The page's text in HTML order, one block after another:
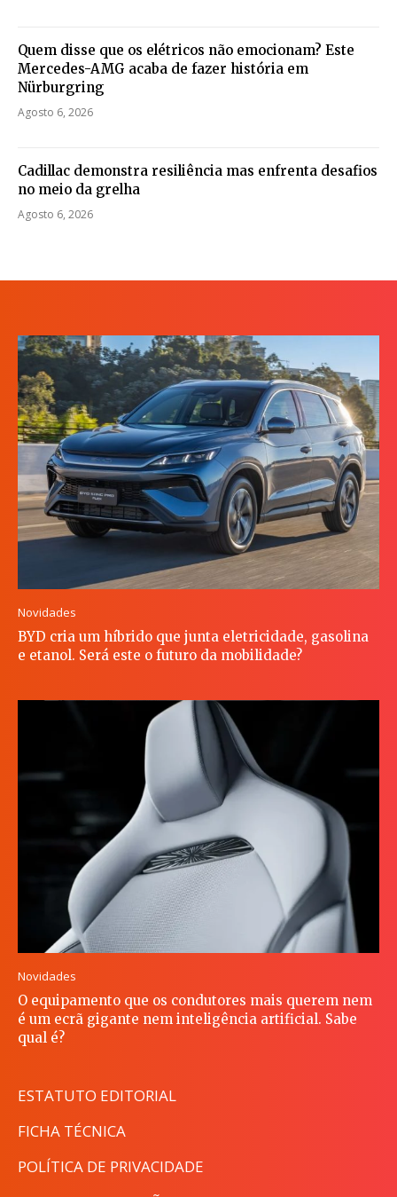
Quem disse que os elétricos não emocionam? Este
Mercedes-AMG acaba de fazer história em
Nürburgring
Agosto 6, 2026
Cadillac demonstra resiliência mas enfrenta desafios
no meio da grelha
Agosto 6, 2026
Novidades
BYD cria um híbrido que junta eletricidade, gasolina
e etanol. Será este o futuro da mobilidade?
Novidades
O equipamento que os condutores mais querem nem
é um ecrã gigante nem inteligência artificial. Sabe
qual é?
ESTATUTO EDITORIAL
FICHA TÉCNICA
POLÍTICA DE PRIVACIDADE